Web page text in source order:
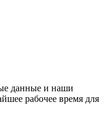
данные и наши
рабочее время для